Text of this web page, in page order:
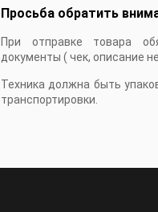
Просьба обратить
При отправке товара
документы ( чек, описание
Техника должна быть
транспортировки.